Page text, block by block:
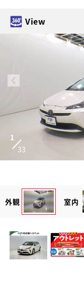
View
1
33
外観 室内